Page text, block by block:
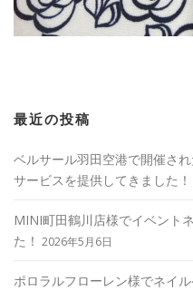
最近の投稿
ベルサール羽田空港で開催さ
サービスを提供してきました！
MINI町田鶴川店様でイベント
た！ 2026年5月6日
ポロラルフローレン様でネイ